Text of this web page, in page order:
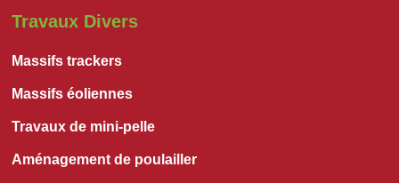
Travaux Divers
Massifs trackers
Massifs éoliennes
Travaux de mini-pelle
Aménagement de poulailler